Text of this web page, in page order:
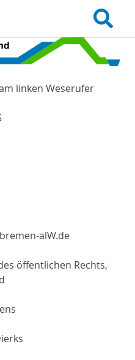
linken Weserufer
alW.de
öffentlichen Rechts,